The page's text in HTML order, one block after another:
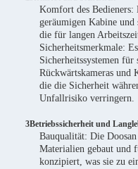
Komfort des
geräumigen Kabine und
die für langen
Sicherheitsmerkmale:
Sicherheitssystemen für
Rückwärtskameras und
die die Sicherheit
Unfallrisiko verringern.
3Betriebssicherheit und
Bauqualität: Die
Materialien gebaut und
konzipiert, was sie zu